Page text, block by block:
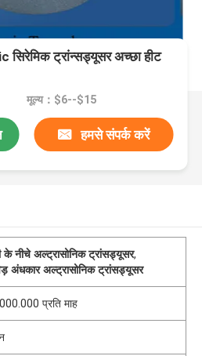
सिरेमिक ट्रांन्सड्यूसर अच्छा हीट
मूल्य：$6--$15
हमसे संपर्क करें
के नीचे अल्ट्रासोनिक ट्रांसड्यूसर,
अंधकार अल्ट्रासोनिक ट्रांसड्यूसर
प्रति माह